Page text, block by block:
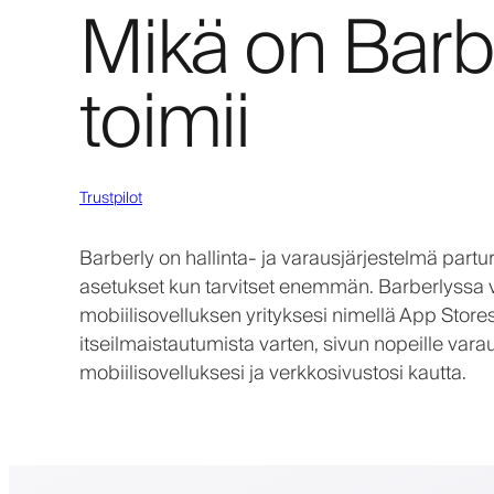
Mikä on
toimii
Trustpilot
Barberly on hallinta- ja varausjärjestelmä
asetukset kun tarvitset enemmän.
mobiilisovelluksen yrityksesi nimellä App
itseilmaistautumista varten, sivun nopeille
mobiilisovelluksesi ja verkkosivustosi kautta.